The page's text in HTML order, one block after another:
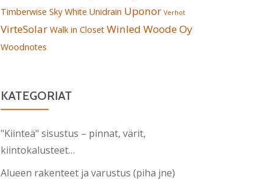
Timberwise Sky White Unidrain Uponor Verhot
VirteSolar Walk in Closet Winled Woode Oy
Woodnotes
KATEGORIAT
"Kiinteä" sisustus – pinnat, värit,
kiintokalusteet…
Alueen rakenteet ja varustus (piha jne)